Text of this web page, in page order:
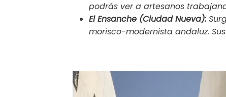
podrás ver a artesanos
El Ensanche (Ciudad Nueva):
morisco-modernista andaluz.